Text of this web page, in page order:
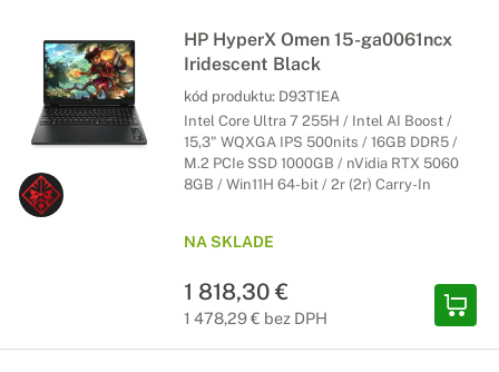
HP HyperX Omen 15-ga0061ncx
Iridescent Black
kód produktu: D93T1EA
Intel Core Ultra 7 255H / Intel AI Boost /
15,3" WQXGA IPS 500nits / 16GB DDR5 /
M.2 PCIe SSD 1000GB / nVidia RTX 5060
8GB / Win11H 64-bit / 2r (2r) Carry-In
NA SKLADE
1 818,30 €
1 478,29 € bez DPH